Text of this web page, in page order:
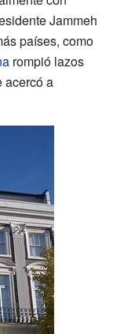
Jammeh
países, como
rompió lazos
acercó a